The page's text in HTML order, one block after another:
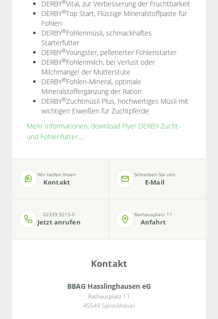
DERBY®Vital, zur Verbesserung der Fruchtbarkeit
DERBY®Top Start, Flüssige Mineralstoffpaste für
Fohlen
DERBY®Fohlenmüsli, schmackhaftes
Starterfutter
DERBY®Youngster, pelletierter Fohlenstarter
DERBY®Fohlenmilch, bei Verlust oder
Milchmangel der Mutterstute
DERBY®Fohlen-Mineral, optimale
Mineralstoffergänzung der Ration
DERBY®Zuchtmüsli Plus, hochwertiges Müsli mit
wichtigen Eiweißen für Zuchtpferde
Mehr Informationen, download Flyer DERBY Zucht-
und Fohlenfutter....
Wir helfen Ihnen
Kontakt
Schreiben Sie uns
E-Mail
02339 9215-0
Jetzt anrufen
Rathausplatz 11
Anfahrt
Kontakt
BBAG Hasslinghausen eG
Rathausplatz 11
45549 Sprockhövel